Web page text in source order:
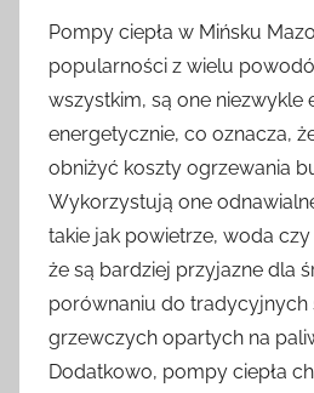
Pompy ciepła w Mińsku
popularności z wielu
wszystkim, są one niezwykle
energetycznie, co oznacza,
obniżyć koszty ogrzewania
Wykorzystują one
takie jak powietrze, woda
że są bardziej przyjazne dla
porównaniu do tradycyjnych
grzewczych opartych na
Dodatkowo, pompy ciepła